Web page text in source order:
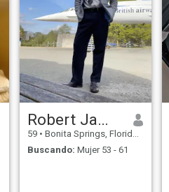
Robert James
59 • Bonita Springs, Florida, Estados Unidos
Buscando: Mujer 53 - 61